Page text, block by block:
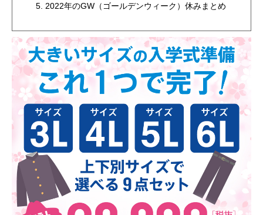
2022年のGW（ゴールデンウィーク）休みまとめ